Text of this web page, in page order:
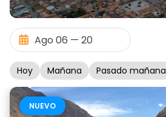
Hoy Mañana Pasado mañana
NUEVO